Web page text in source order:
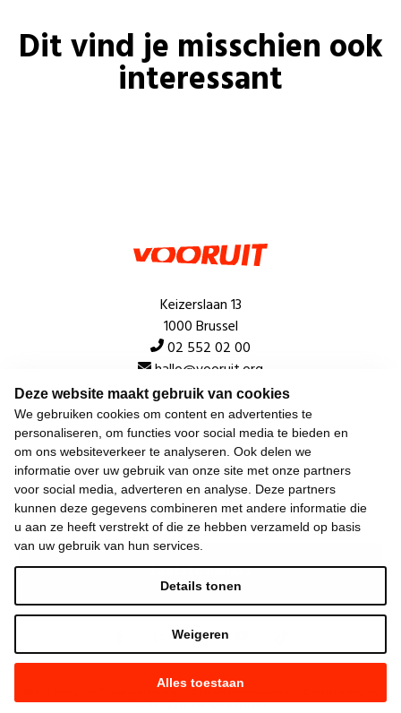
Deze website maakt gebruik van cookies
We gebruiken cookies om content en advertenties te
personaliseren, om functies voor social media te bieden en
om ons websiteverkeer te analyseren. Ook delen we
informatie over uw gebruik van onze site met onze partners
voor social media, adverteren en analyse. Deze partners
kunnen deze gegevens combineren met andere informatie die
u aan ze heeft verstrekt of die ze hebben verzameld op basis
van uw gebruik van hun services.
Alles toestaan
Weigeren
Details tonen
Dit vind je misschien ook
interessant
Keizerslaan 13
1000 Brussel
02 552 02 00
hallo@vooruit.org
Snel
Over de beweging
Algemeen
Laatste nieuws
—Gemaakt met NationBuilder